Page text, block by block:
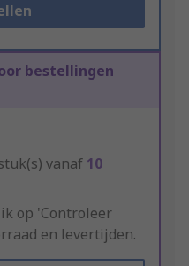
bestellingen
vanaf 10
op 'Controleer
en levertijden.